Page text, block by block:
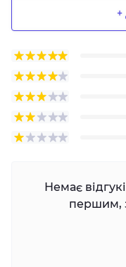
+
Немає
першим,